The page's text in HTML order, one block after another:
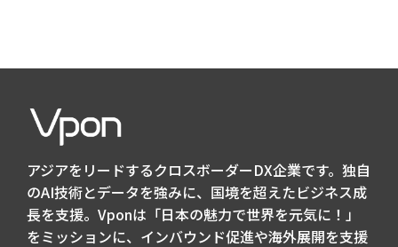
アジアをリードするクロスボーダーDX企業です。独自
のAI技術とデータを強みに、国境を超えたビジネス成
長を支援。Vponは「日本の魅力で世界を元気に！」
をミッションに、インバウンド促進や海外展開を支援